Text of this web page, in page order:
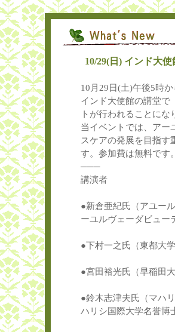
10/29(日) インド大
10月29日(土)午後5時
インド大使館の講堂で
トが行われることにな
当イベントでは、アー
スケアの発展を目指す
す。参加費は無料です
───
講演者
●新倉亜紀氏（アユー
ーユルヴェーダビュー
●下村一之氏（東都大
●宮田裕光氏（早稲田
●鈴木志津夫氏（マハ
ハリシ国際大学名誉博